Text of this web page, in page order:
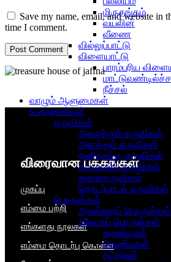
Save my name, email, and website in
time I comment.
மிருதங்கம்
வயலின்
வீணை
வில்லுப்பாட்டு
விளையாட்டு
பாரம்பரிய
நீச்சல்
வாழும் ஆளுமைகள்
உபகரணங்கள்
கருவிகள்
அரைக்கும் கருவிகள்
அளக்கும் கருவிகள்
ஒளிதாங்கு கருவிகள்
சமையல்க் கருவிகள்
துளைகருவிகள்
தொடர்பாடல் கருவிகள்
பொருள்கள்
அலங்காரப் பொருள்கள்
உலோகப் பொருள்கள்
கரண்டிகள்
கெண்டிகள்
தட்டுகள்
விரைவான பக்கங்கள்
முகப்பு
எம்மை பற்றி
எங்களது நூல்கள்
எம்மை தொடர்பு கொள்ள